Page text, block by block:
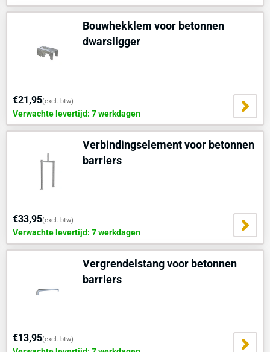
Bouwhekklem voor betonnen
dwarsligger
€21,95(excl. btw)
Verwachte levertijd: 7 werkdagen
Verbindingselement voor betonnen
barriers
€33,95(excl. btw)
Verwachte levertijd: 7 werkdagen
Vergrendelstang voor betonnen
barriers
€13,95(excl. btw)